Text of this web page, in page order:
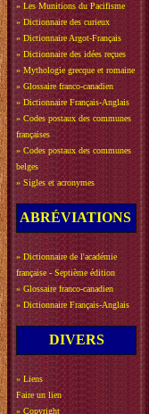
» Les Munitions du Pacifisme
» Dictionnaire des curieux
» Dictionnaire Argot-Français
» Dictionnaire des idées reçues
» Mythologie grecque et romaine
» Glossaire franco-canadien
» Dictionnaire Français-Anglais
» Codes postaux des communes
françaises
» Codes postaux des communes
belges
» Sigles et acronymes
ABRÉVIATIONS
» Dictionnaire de l'académie
française - Septième édition
» Glossaire franco-canadien
» Dictionnaire Français-Anglais
DIVERS
» Liens
Faire un lien
» Copyright